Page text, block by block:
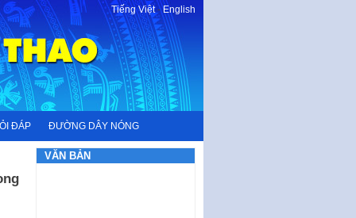
Tiếng Việt-English
ĐÁP ĐƯỜNG DÂY NÓNG
VĂN BẢN